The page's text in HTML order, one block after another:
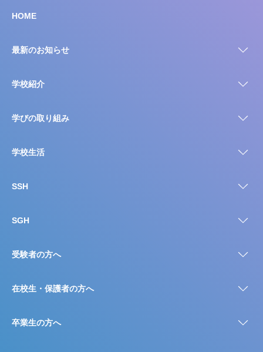
HOME
最新のお知らせ
学校紹介
学びの取り組み
学校生活
SSH
SGH
受験者の方へ
在校生・保護者の方へ
卒業生の方へ